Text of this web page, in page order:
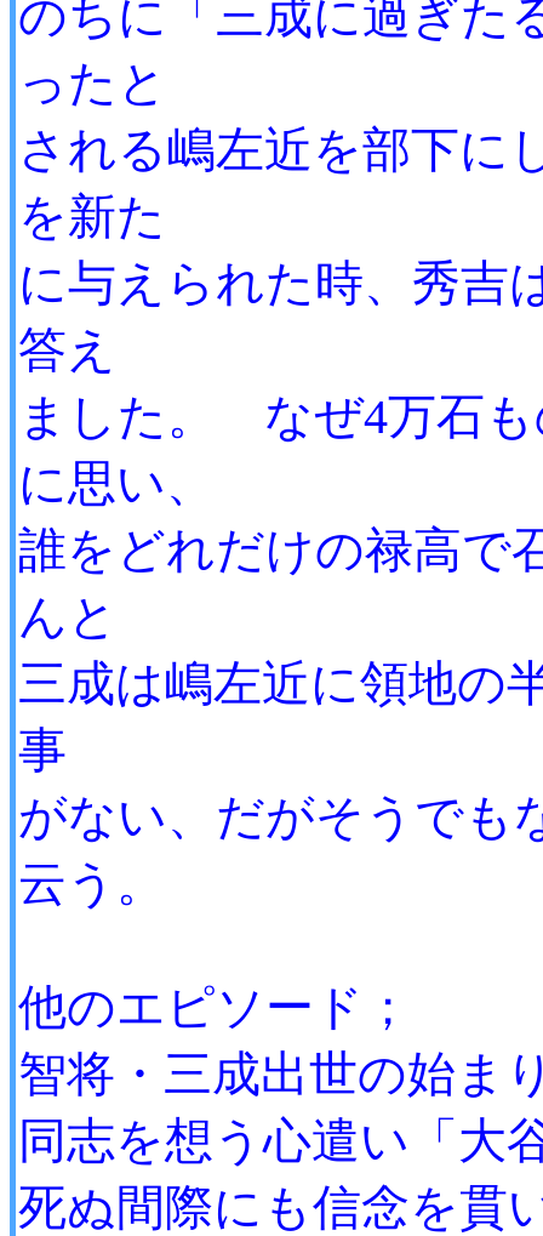
のちに「三成に過ぎた
ったと
される嶋左近を部下に
を新た
に与えられた時、秀吉
答え
ました。 なぜ4万石も
に思い、
誰をどれだけの禄高で
んと
三成は嶋左近に領地の
事
がない、だがそうでも
云う。
他のエピソード；
智将・三成出世の始ま
同志を想う心遣い「大
死ぬ間際にも信念を貫